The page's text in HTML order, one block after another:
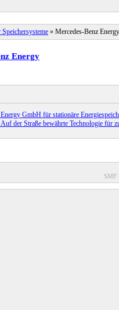
» Mercedes-Benz Energy
Energy
GmbH für stationäre
der Straße bewährte Technologie für
SMF